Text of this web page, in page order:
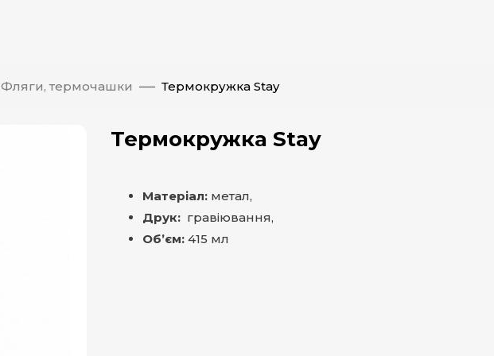
Фляги, термочашки Термокружка Stay
Термокружка Stay
Матеріал: метал,
Друк: гравіювання,
Об’єм: 415 мл